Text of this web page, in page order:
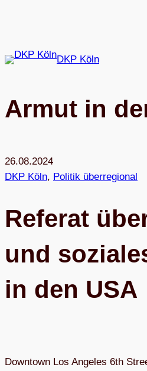
DKP Köln
Armut in
26.08.2024
DKP Köln, Politik überregional
Refe­rat
und
in den USA
Downtown Los Angeles 6th